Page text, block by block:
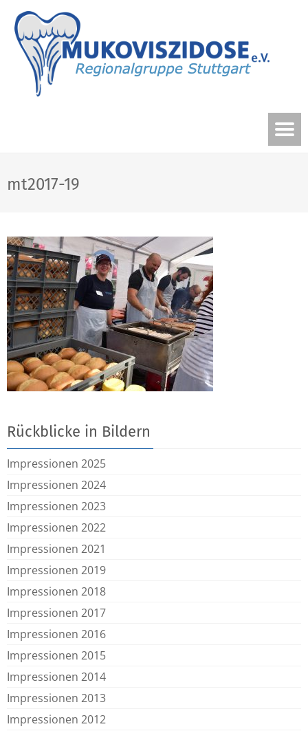
mt2017-19
Rückblicke in Bildern
Impressionen 2025
Impressionen 2024
Impressionen 2023
Impressionen 2022
Impressionen 2021
Impressionen 2019
Impressionen 2018
Impressionen 2017
Impressionen 2016
Impressionen 2015
Impressionen 2014
Impressionen 2013
Impressionen 2012